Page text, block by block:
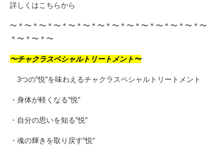
詳しくはこちらから
〜＊〜＊〜＊〜＊〜＊〜＊〜＊〜＊〜＊〜＊〜＊〜＊〜＊〜
＊〜＊〜＊〜
〜チャクラスペシャルトリートメント〜
3つの”悦”を味わえるチャクラスペシャルトリートメント
・身体が軽くなる”悦”
・自分の思いを知る”悦”
・魂の輝きを取り戻す”悦”